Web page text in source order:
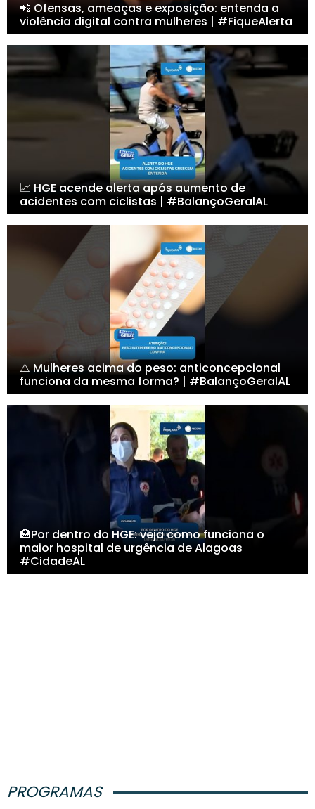
📲 Ofensas, ameaças e exposição: entenda a
violência digital contra mulheres | #FiqueAlerta
📈 HGE acende alerta após aumento de
acidentes com ciclistas | #BalançoGeralAL
⚠️ Mulheres acima do peso: anticoncepcional
funciona da mesma forma? | #BalançoGeralAL
🏥Por dentro do HGE: veja como funciona o
maior hospital de urgência de Alagoas
#CidadeAL
PROGRAMAS